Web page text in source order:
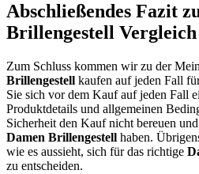
Abschließendes Fazit
Brillengestell Vergleich
Zum Schluss kommen wir zu der
Brillengestell kaufen auf jeden Fall
Sie sich vor dem Kauf auf jeden Fall
Produktdetails und allgemeinen
Sicherheit den Kauf nicht bereuen
Damen Brillengestell haben.
wie es aussieht, sich für das richtige
zu entscheiden.